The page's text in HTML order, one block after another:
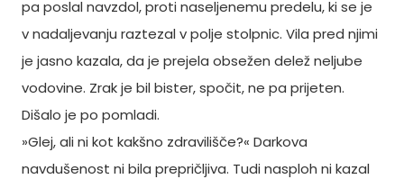
pa poslal navzdol, proti naseljenemu predelu, ki se je
v nadaljevanju raztezal v polje stolpnic. Vila pred njimi
je jasno kazala, da je prejela obsežen delež neljube
vodovine. Zrak je bil bister, spočit, ne pa prijeten.
Dišalo je po pomladi.
»Glej, ali ni kot kakšno zdravilišče?« Darkova
navdušenost ni bila prepričljiva. Tudi nasploh ni kazal